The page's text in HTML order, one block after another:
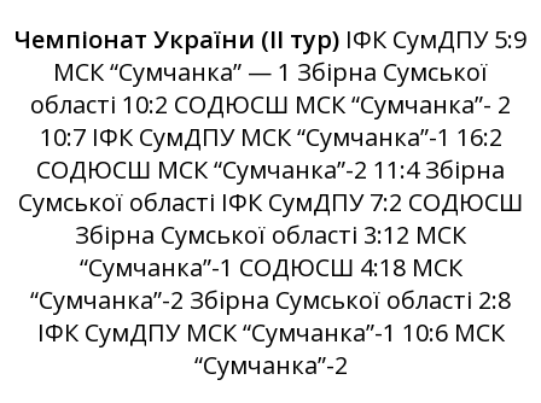
Чемпіонат України (ІІ тур) ІФК СумДПУ 5:9
МСК “Сумчанка” — 1 Збірна Сумської
області 10:2 СОДЮСШ МСК “Сумчанка”- 2
10:7 ІФК СумДПУ МСК “Сумчанка”-1 16:2
СОДЮСШ МСК “Сумчанка”-2 11:4 Збірна
Сумської області ІФК СумДПУ 7:2 СОДЮСШ
Збірна Сумської області 3:12 МСК
“Сумчанка”-1 СОДЮСШ 4:18 МСК
“Сумчанка”-2 Збірна Сумської області 2:8
ІФК СумДПУ МСК “Сумчанка”-1 10:6 МСК
“Сумчанка”-2